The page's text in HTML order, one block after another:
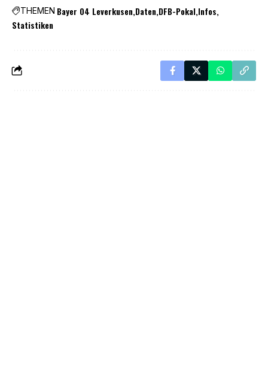
THEMEN Bayer 04 Leverkusen Daten DFB-Pokal Infos
Statistiken